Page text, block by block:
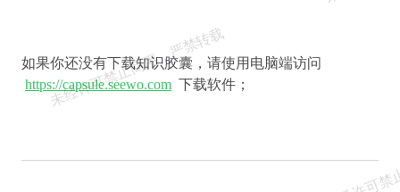
如果你还没有下载知识胶囊，请使用电脑端访问
https://capsule.seewo.com 下载软件；